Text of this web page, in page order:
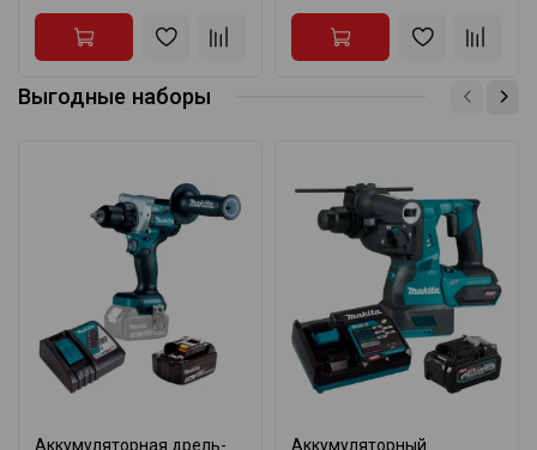
Выгодные наборы
Аккумуляторная дрель-
Аккумуляторный